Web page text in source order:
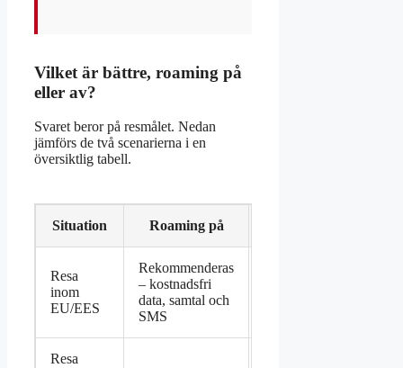
Vilket är bättre, roaming på
eller av?
Svaret beror på resmålet. Nedan
jämförs de två scenarierna i en
översiktlig tabell.
Situation Roaming på
Resa
inom
EU/EES
Rekommenderas
– kostnadsfri
data, samtal och
SMS
Resa